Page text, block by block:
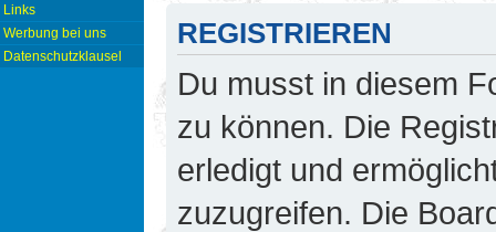
Links
Werbung bei uns
Datenschutzklausel
REGISTRIEREN
Du musst in diesem
zu können. Die
erledigt und
zuzugreifen. Die